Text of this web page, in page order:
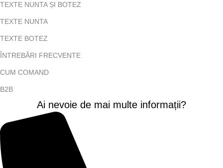
TEXTE NUNTA ȘI BOTEZ
TEXTE NUNTA
TEXTE BOTEZ
ÎNTREBĂRI FRECVENTE
CUM COMAND
B2B
Ai nevoie de mai multe informații?